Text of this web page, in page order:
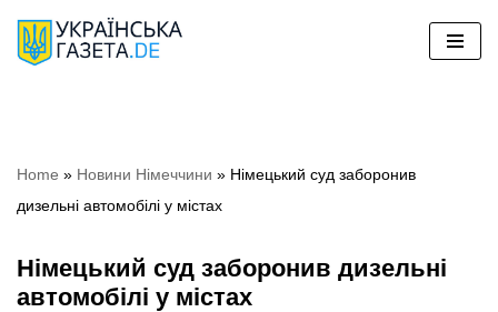
Перейти
Home » Новини Німеччини » Німецький суд заборонив
дизельні автомобілі у містах
Німецький суд заборонив дизельні
автомобілі у містах